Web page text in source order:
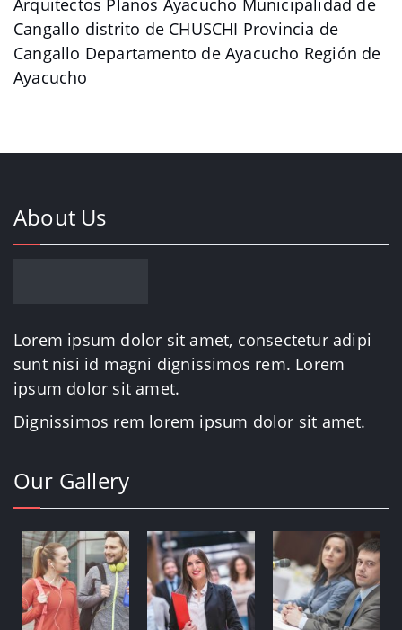
Cangallo distrito de CHUSCHI Provincia de
Cangallo Departamento de Ayacucho Región de
Ayacucho
About Us
Lorem ipsum dolor sit amet, consectetur adipi
sunt nisi id magni dignissimos rem. Lorem
ipsum dolor sit amet.
Dignissimos rem lorem ipsum dolor sit amet.
Our Gallery